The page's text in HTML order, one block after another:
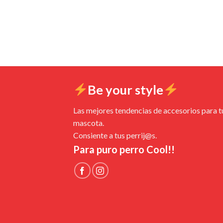
Be your style
Las mejores tendencias de accesorios para
mascota.
Consiente a tus perrij@s.
Para puro perro Cool!!